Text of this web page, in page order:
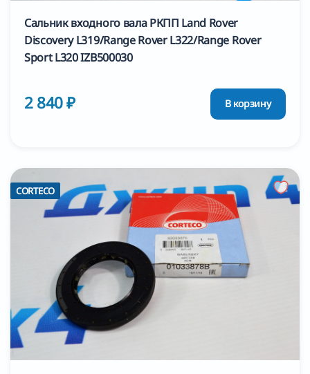
Сальник входного вала РКПП Land Rover
Discovery L319/Range Rover L322/Range Rover
Sport L320 IZB500030
2 840 ₽ В корзину
CORTECO